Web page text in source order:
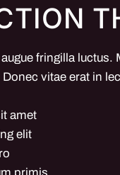
fringilla
vitae erat in
amet
elit